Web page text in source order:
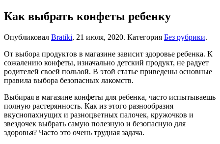
Как выбрать конфеты ребенку
Опубликовал Bratiki, 21 июля, 2020. Категория Без рубрики.
От выбора продуктов в магазине зависит здоровье ребенка. К
сожалению конфеты, изначально детский продукт, не радует
родителей своей пользой. В этой статье приведены основные
правила выбора безопасных лакомств.
Выбирая в магазине конфеты для ребенка, часто испытываешь
полную растерянность. Как из этого разнообразия
вкуснопахнущих и разноцветных палочек, кружочков и
звездочек выбрать самую полезную и безопасную для
здоровья? Часто это очень трудная задача.